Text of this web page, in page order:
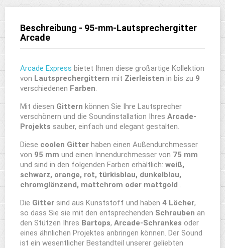
Beschreibung - 95-mm-Lautsprechergitter
Arcade
Arcade Express bietet Ihnen diese großartige Kollektion
von Lautsprechergittern mit Zierleisten in bis zu 9
verschiedenen Farben.
Mit diesen Gittern können Sie Ihre Lautsprecher
verschönern und die Soundinstallation Ihres Arcade-
Projekts sauber, einfach und elegant gestalten.
Diese coolen Gitter haben einen Außendurchmesser
von 95 mm und einen Innendurchmesser von 75 mm
und sind in den folgenden Farben erhältlich: weiß,
schwarz, orange, rot, türkisblau, dunkelblau,
chromglänzend, mattchrom oder mattgold .
Die Gitter sind aus Kunststoff und haben 4 Löcher,
so dass Sie sie mit den entsprechenden Schrauben an
den Stützen Ihres Bartops, Arcade-Schrankes oder
eines ähnlichen Projektes anbringen können. Der Sound
ist ein wesentlicher Bestandteil unserer geliebten